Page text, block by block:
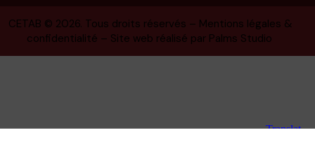
CETAB © 2026. Tous droits réservés – Mentions légales &
confidentialité – Site web réalisé par Palms Studio